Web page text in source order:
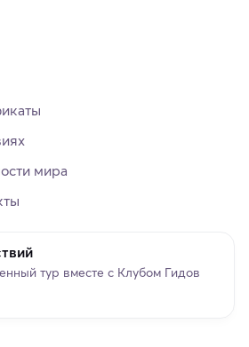
мира
тур вместе с Клубом Гидов